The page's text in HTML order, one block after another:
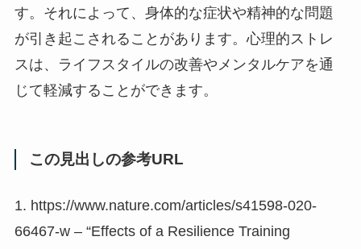
す。それによって、身体的な症状や精神的な問題
が引き起こされることがあります。心理的ストレ
スは、ライフスタイルの改善やメンタルケアを通
じて軽減することができます。
この見出しの参考URL
1. https://www.nature.com/articles/s41598-020-
66467-w – “Effects of a Resilience Training